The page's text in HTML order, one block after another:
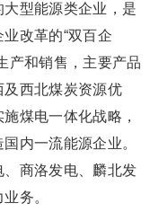
型能源类企业，是
改革的“双百企
产和销售，主要产品
西北煤炭资源优
煤电一体化战略，
内一流能源企业。
商洛发电、麟北发
务。